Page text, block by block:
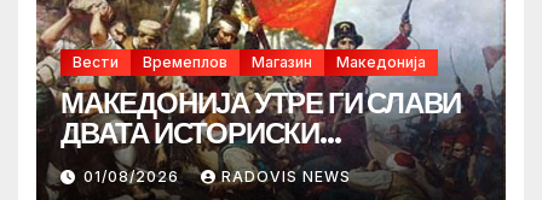
Вести Времеплов Магазин Македонија
МАКЕДОНИЈА УТРЕ ГИ СЛАВИ
ДВАТА ИСТОРИСКИ
ИЛИНДЕНА!
01/08/2026 RADOVIS NEWS